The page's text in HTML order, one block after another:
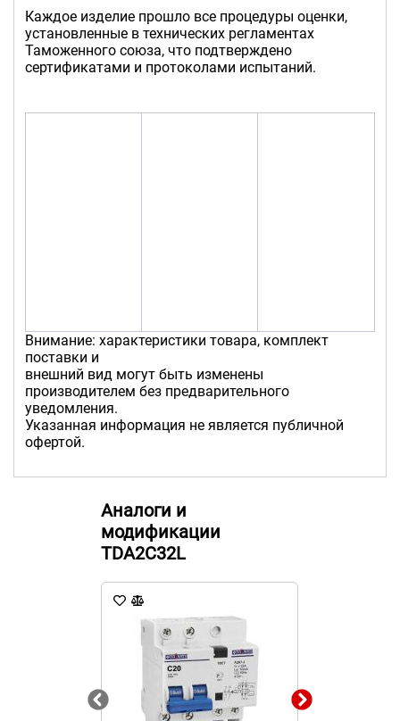
Каждое изделие прошло все процедуры оценки,
установленные в технических регламентах
Таможенного союза, что подтверждено
сертификатами и протоколами испытаний.
Внимание: характеристики товара, комплект
поставки и
внешний вид могут быть изменены
производителем без предварительного
уведомления.
Указанная информация не является публичной
офертой.
Аналоги и
модификации
TDA2C32L